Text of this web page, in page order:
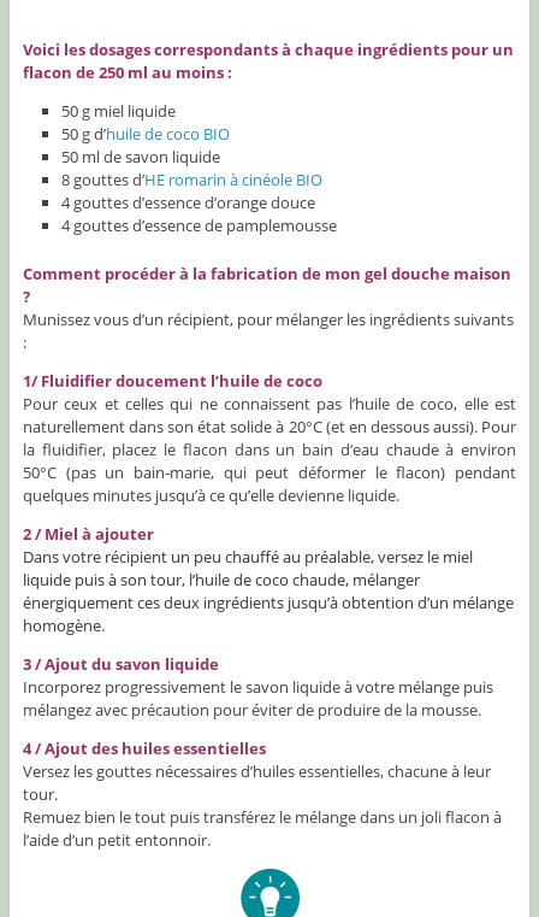
Voici les dosages correspondants à chaque ingrédients pour un
flacon de 250 ml au moins :
50 g miel liquide
50 g d’huile de coco BIO
50 ml de savon liquide
8 gouttes d’HE romarin à cinéole BIO
4 gouttes d’essence d’orange douce
4 gouttes d’essence de pamplemousse
Comment procéder à la fabrication de mon gel douche maison
?
Munissez vous d’un récipient, pour mélanger les ingrédients suivants
:
1/ Fluidifier doucement l’huile de coco
Pour ceux et celles qui ne connaissent pas l’huile de coco, elle est
naturellement dans son état solide à 20°C (et en dessous aussi). Pour
la fluidifier, placez le flacon dans un bain d’eau chaude à environ
50°C (pas un bain-marie, qui peut déformer le flacon) pendant
quelques minutes jusqu’à ce qu’elle devienne liquide.
2 / Miel à ajouter
Dans votre récipient un peu chauffé au préalable, versez le miel
liquide puis à son tour, l’huile de coco chaude, mélanger
énergiquement ces deux ingrédients jusqu’à obtention d’un mélange
homogène.
3 / Ajout du savon liquide
Incorporez progressivement le savon liquide à votre mélange puis
mélangez avec précaution pour éviter de produire de la mousse.
4 / Ajout des huiles essentielles
Versez les gouttes nécessaires d’huiles essentielles, chacune à leur
tour.
Remuez bien le tout puis transférez le mélange dans un joli flacon à
l’aide d’un petit entonnoir.